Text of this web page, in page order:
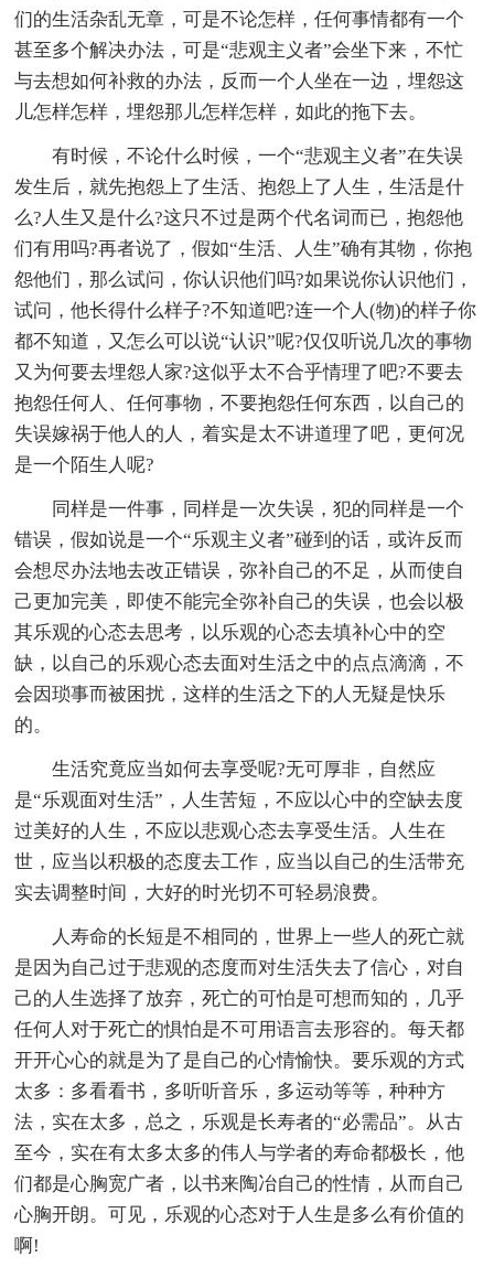
们的生活杂乱无章，可是不论怎样，任何事情都有一个
甚至多个解决办法，可是“悲观主义者”会坐下来，不忙
与去想如何补救的办法，反而一个人坐在一边，埋怨这
儿怎样怎样，埋怨那儿怎样怎样，如此的拖下去。
有时候，不论什么时候，一个“悲观主义者”在失误
发生后，就先抱怨上了生活、抱怨上了人生，生活是什
么?人生又是什么?这只不过是两个代名词而已，抱怨他
们有用吗?再者说了，假如“生活、人生”确有其物，你抱
怨他们，那么试问，你认识他们吗?如果说你认识他们，
试问，他长得什么样子?不知道吧?连一个人(物)的样子你
都不知道，又怎么可以说“认识”呢?仅仅听说几次的事物
又为何要去埋怨人家?这似乎太不合乎情理了吧?不要去
抱怨任何人、任何事物，不要抱怨任何东西，以自己的
失误嫁祸于他人的人，着实是太不讲道理了吧，更何况
是一个陌生人呢?
同样是一件事，同样是一次失误，犯的同样是一个
错误，假如说是一个“乐观主义者”碰到的话，或许反而
会想尽办法地去改正错误，弥补自己的不足，从而使自
己更加完美，即使不能完全弥补自己的失误，也会以极
其乐观的心态去思考，以乐观的心态去填补心中的空
缺，以自己的乐观心态去面对生活之中的点点滴滴，不
会因琐事而被困扰，这样的生活之下的人无疑是快乐
的。
生活究竟应当如何去享受呢?无可厚非，自然应
是“乐观面对生活”，人生苦短，不应以心中的空缺去度
过美好的人生，不应以悲观心态去享受生活。人生在
世，应当以积极的态度去工作，应当以自己的生活带充
实去调整时间，大好的时光切不可轻易浪费。
人寿命的长短是不相同的，世界上一些人的死亡就
是因为自己过于悲观的态度而对生活失去了信心，对自
己的人生选择了放弃，死亡的可怕是可想而知的，几乎
任何人对于死亡的惧怕是不可用语言去形容的。每天都
开开心心的就是为了是自己的心情愉快。要乐观的方式
太多：多看看书，多听听音乐，多运动等等，种种方
法，实在太多，总之，乐观是长寿者的“必需品”。从古
至今，实在有太多太多的伟人与学者的寿命都极长，他
们都是心胸宽广者，以书来陶冶自己的性情，从而自己
心胸开朗。可见，乐观的心态对于人生是多么有价值的
啊!